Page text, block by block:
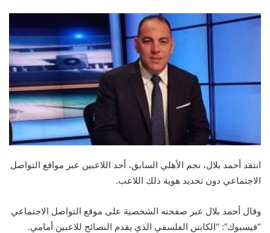
انتقد أحمد بلال، نجم الأهلي السابق، أحد اللاعبين عبر مواقع التواصل
الاجتماعي دون تحديد هوية ذلك اللاعب.
وقال أحمد بلال عبر صفحته الشخصية على موقع التواصل الاجتماعي
“فيسبوك”: “الكابتن الفلسفي الذي يقدم النصائح للاعبين أمامي.